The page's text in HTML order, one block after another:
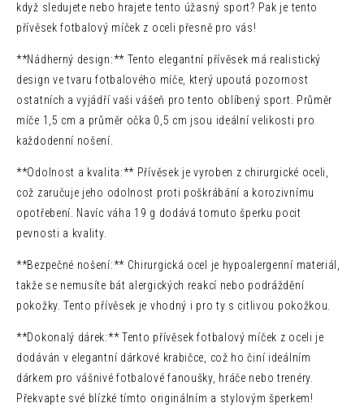
když sledujete nebo hrajete tento úžasný sport? Pak je tento
přívěsek fotbalový míček z oceli přesně pro vás!
**Nádherný design:** Tento elegantní přívěsek má realistický
design ve tvaru fotbalového míče, který upoutá pozornost
ostatních a vyjádří vaši vášeň pro tento oblíbený sport. Průměr
míče 1,5 cm a průměr očka 0,5 cm jsou ideální velikosti pro
každodenní nošení.
**Odolnost a kvalita:** Přívěsek je vyroben z chirurgické oceli,
což zaručuje jeho odolnost proti poškrábání a korozivnímu
opotřebení. Navíc váha 19 g dodává tomuto šperku pocit
pevnosti a kvality.
**Bezpečné nošení:** Chirurgická ocel je hypoalergenní materiál,
takže se nemusíte bát alergických reakcí nebo podráždění
pokožky. Tento přívěsek je vhodný i pro ty s citlivou pokožkou.
**Dokonalý dárek:** Tento přívěsek fotbalový míček z oceli je
dodáván v elegantní dárkové krabičce, což ho činí ideálním
dárkem pro vášnivé fotbalové fanoušky, hráče nebo trenéry.
Překvapte své blízké tímto originálním a stylovým šperkem!